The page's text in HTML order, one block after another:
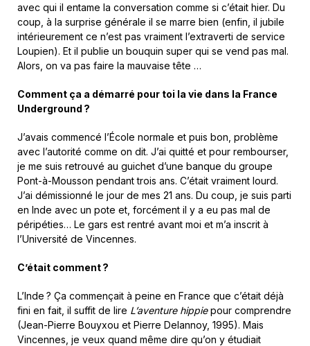
avec qui il entame la conversation comme si c’était hier. Du
coup, à la surprise générale il se marre bien (enfin, il jubile
intérieurement ce n’est pas vraiment l’extraverti de service
Loupien). Et il publie un bouquin super qui se vend pas mal.
Alors, on va pas faire la mauvaise tête …
Comment ça a démarré pour toi la vie dans la France
Underground ?
J’avais commencé l’École normale et puis bon, problème
avec l’autorité comme on dit. J’ai quitté et pour rembourser,
je me suis retrouvé au guichet d’une banque du groupe
Pont-à-Mousson pendant trois ans. C’était vraiment lourd.
J’ai démissionné le jour de mes 21 ans. Du coup, je suis parti
en Inde avec un pote et, forcément il y a eu pas mal de
péripéties… Le gars est rentré avant moi et m’a inscrit à
l’Université de Vincennes.
C’était comment?
L’Inde ? Ça commençait à peine en France que c’était déjà
fini en fait, il suffit de lire L’aventure hippiepour comprendre
(Jean-Pierre Bouyxou et Pierre Delannoy, 1995). Mais
Vincennes, je veux quand même dire qu’on y étudiait